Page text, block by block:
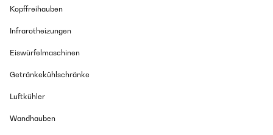
Kopffreihauben
Infrarotheizungen
Eiswürfelmaschinen
Getränkekühlschränke
Luftkühler
Wandhauben